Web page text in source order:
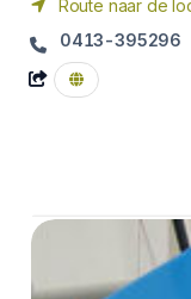
Route naar de
0413-395296